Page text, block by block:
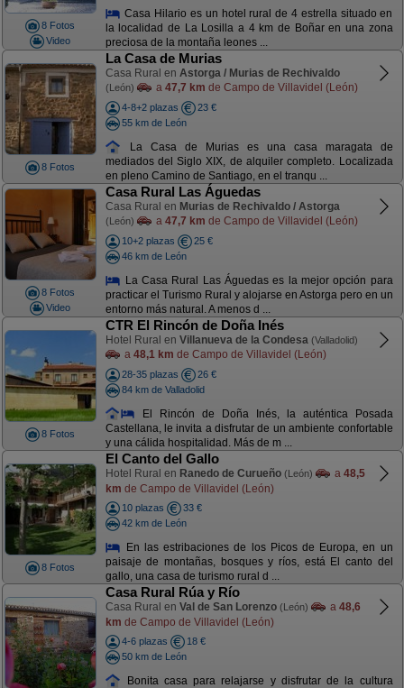
8 Fotos
Video
Casa Hilario es un hotel rural de 4 estrella situado en
la localidad de La Losilla a 4 km de Boñar en una zona
preciosa de la montaña leones ...
8 Fotos
La Casa de Murias
Casa Rural en Astorga / Murias de Rechivaldo
(León) a 47,7 km de Campo de Villavidel (León)
4-8+2 plazas
23 €
55 km de León
La Casa de Murias es una casa maragata de
mediados del Siglo XIX, de alquiler completo. Localizada
en pleno Camino de Santiago, en el tranqu ...
8 Fotos
Video
Casa Rural Las Águedas
Casa Rural en Murias de Rechivaldo / Astorga
(León) a 47,7 km de Campo de Villavidel (León)
10+2 plazas
25 €
46 km de León
La Casa Rural Las Águedas es la mejor opción para
practicar el Turismo Rural y alojarse en Astorga pero en un
entorno más natural. A menos d ...
8 Fotos
CTR El Rincón de Doña Inés
Hotel Rural en Villanueva de la Condesa (Valladolid)
a 48,1 km de Campo de Villavidel (León)
28-35 plazas
26 €
84 km de Valladolid
El Rincón de Doña Inés, la auténtica Posada
Castellana, le invita a disfrutar de un ambiente confortable
y una cálida hospitalidad. Más de m ...
8 Fotos
El Canto del Gallo
Hotel Rural en Ranedo de Curueño (León) a 48,5
km de Campo de Villavidel (León)
10 plazas
33 €
42 km de León
En las estribaciones de los Picos de Europa, en un
paisaje de montañas, bosques y ríos, está El canto del
gallo, una casa de turismo rural d ...
Casa Rural Rúa y Río
Casa Rural en Val de San Lorenzo (León) a 48,6
km de Campo de Villavidel (León)
4-6 plazas
18 €
50 km de León
Bonita casa para relajarse y disfrutar de la cultura